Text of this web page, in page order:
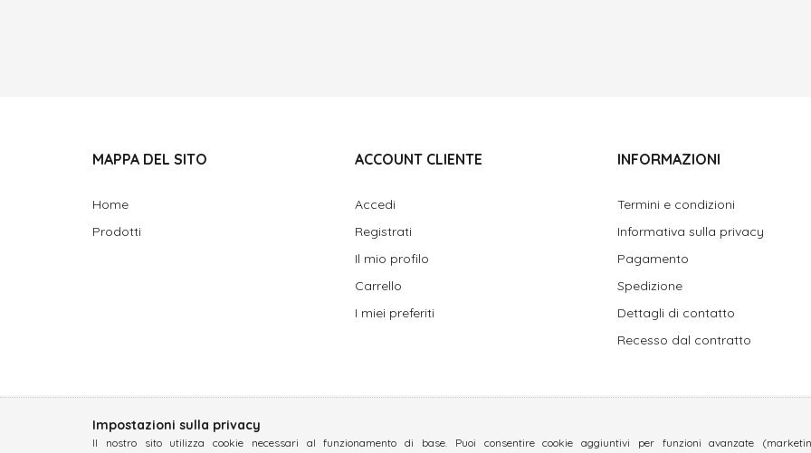
MAPPA DEL SITO
Home
Prodotti
ACCOUNT CLIENTE
Accedi
Registrati
Il mio profilo
Carrello
I miei preferiti
INFORMAZIONI
Termini e condizioni
Informativa sulla privacy
Pagamento
Spedizione
Dettagli di contatto
Recesso dal contratto
Impostazioni sulla privacy
Il nostro sito utilizza cookie necessari al funzionamento di base. Puoi consentire cookie aggiuntivi per funzioni avanzate